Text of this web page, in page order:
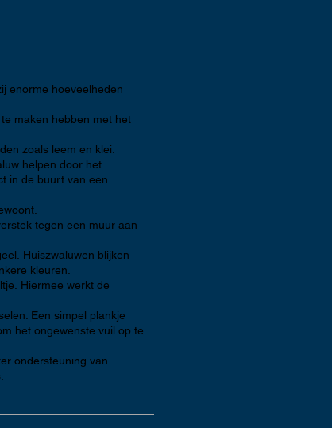
enorme hoeveelheden
maken hebben met het
zoals leem en klei.
helpen door het
in de buurt van een
tegen een muur aan
Huiszwaluwen blijken
kleuren.
Hiermee werkt de
Een simpel plankje
het ongewenste vuil op te
ondersteuning van